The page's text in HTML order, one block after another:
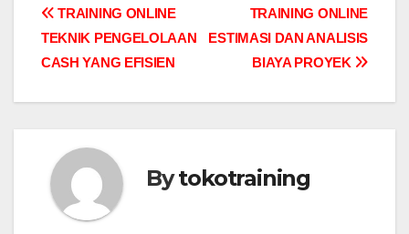
Post
navigation
TRAINING ONLINE
ESTIMASI DAN ANALISIS
BIAYA PROYEK
TRAINING ONLINE
TEKNIK PENGELOLAAN
CASH YANG EFISIEN
Bytokotraining